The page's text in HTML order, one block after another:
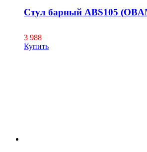
Стул барный ABS105
3 988
Купить